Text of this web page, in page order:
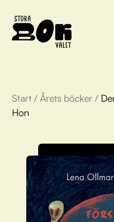
Årets
Om
Olivia
Vinnare
Start / Årets böcker /
Hon